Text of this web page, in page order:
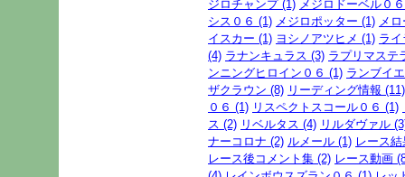
ジロチャンプ (1) メジロドーベル０
シス０６ (1) メジロポッター (1) メ
イスカー (1) ヨシノアツヒメ (1) ラ
(4) ラナンキュラス (3) ラプリマステ
ンニングヒロイン０６ (1) ランブイ
ザクラウン (8) リーディング情報 (11)
０６ (1) リスペクトスコール０６ (1)
ス (2) リベルタス (4) リルダヴァル
ナーコロナ (2) ルメール (1) レース
レース後コメント集 (2) レース動画